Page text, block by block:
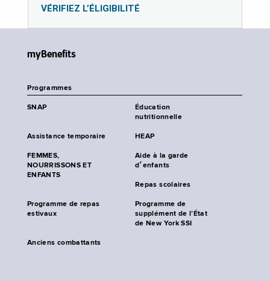
VÉRIFIEZ L’ÉLIGIBILITÉ
myBenefits
Programmes
SNAP
Éducation
nutritionnelle
Assistance temporaire HEAP
FEMMES,
NOURRISSONS ET
ENFANTS
Aide à la garde
d׳enfants
Repas scolaires
Programme de repas
estivaux
Programme de
supplément de l’État
de New York SSI
Anciens combattants